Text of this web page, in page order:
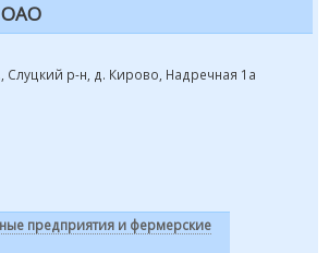
ОАО
Слуцкий р-н, д. Кирово, Надречная 1а
предприятия и фермерские